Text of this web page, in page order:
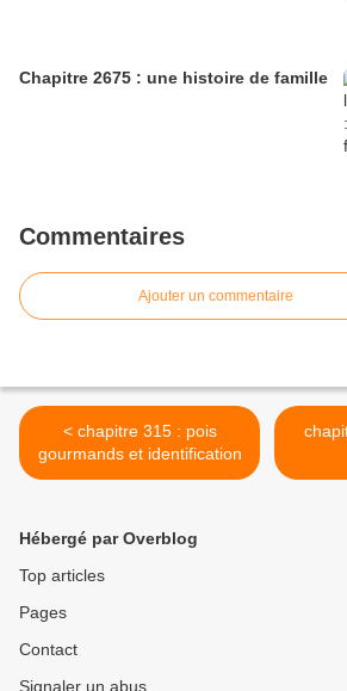
Chapitre 2675 : une histoire de famille
Commentaires
Ajouter un commentaire
< chapitre 315 : pois
gourmands et identification
Hébergé par Overblog
Top articles
Pages
Contact
Signaler un abus